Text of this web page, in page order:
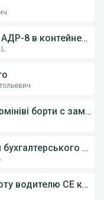
перевозка груза АДР-8 в контейнерах из Румынии в Украину
Продам тент, алюмініві борти с замками, на напівпричіпи KOGEL, Krona.
Послуги ведення бухгалтерського обліку ФОП,ТОВ
Предлагаем работу водителю СE категории на грузовом автовозе